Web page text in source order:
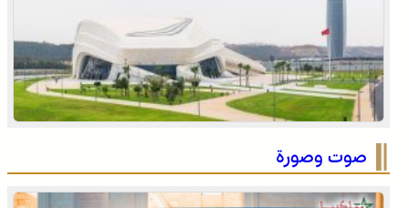
الصحراء المغربية .. كولومبيا تعلن تغييرا في موقفها وتعترف
صوت وصورة